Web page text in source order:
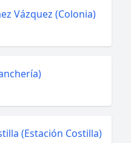
Vázquez (Colonia)
(Estación Costilla)